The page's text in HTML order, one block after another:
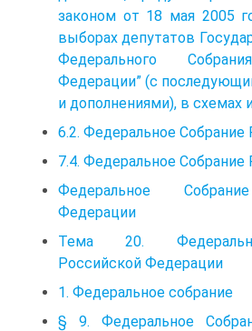
законом от 18 мая 2005
выборах депутатов
Федерального
Федерации” (с
и дополнениями), в схемах
6.2. Федеральное
7.4. Федеральное
Федеральное
Федерации
Тема 20.
Российской Федерации
1. Федеральное собрание
§ 9. Федеральное